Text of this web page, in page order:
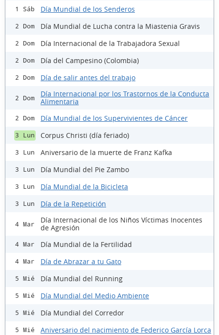
1 Sáb Día Mundial de los Senderos
2 Dom Día Mundial de Lucha contra la Miastenia Gravis
2 Dom Día Internacional de la Trabajadora Sexual
2 Dom Día del Campesino (Colombia)
2 Dom Día de salir antes del trabajo
2 Dom
Día Internacional por los Trastornos de la Conducta
Alimentaria
2 Dom Día Mundial de los Supervivientes de Cáncer
3 Lun Corpus Christi (día feriado)
3 Lun Aniversario de la muerte de Franz Kafka
3 Lun Día Mundial del Pie Zambo
3 Lun Día Mundial de la Bicicleta
3 Lun Día de la Repetición
4 Mar
Día Internacional de los Niños Víctimas Inocentes
de Agresión
4 Mar Día Mundial de la Fertilidad
4 Mar Día de Abrazar a tu Gato
5 Mié Día Mundial del Running
5 Mié Día Mundial del Medio Ambiente
5 Mié Día Mundial del Corredor
5 Mié Aniversario del nacimiento de Federico García Lorca